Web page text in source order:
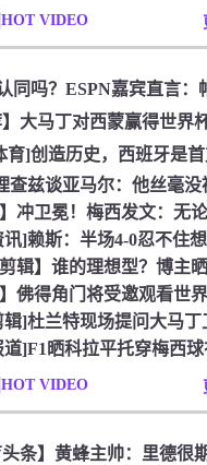
HOT VIDEO
HOT VIDEO